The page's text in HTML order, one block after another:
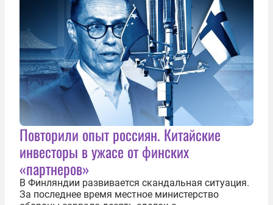
Повторили опыт россиян. Китайские
инвесторы в ужасе от финских
«партнеров»
В Финляндии развивается скандальная ситуация.
За последнее время местное министерство